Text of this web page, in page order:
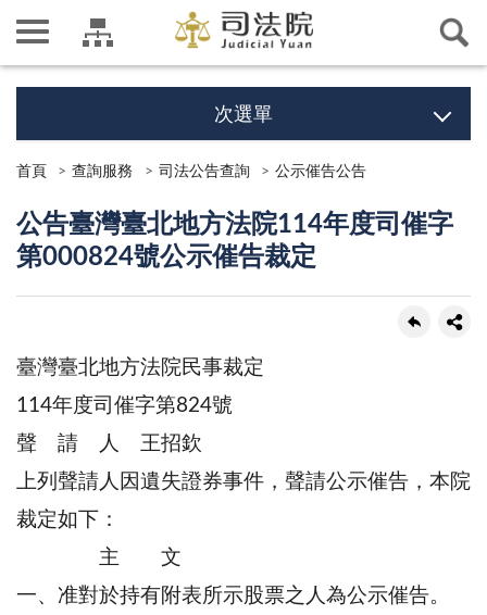
次選單
首頁 查詢服務 司法公告查詢 公示催告公告
公告臺灣臺北地方法院114年度司催字
第000824號公示催告裁定
臺灣臺北地方法院民事裁定
114年度司催字第824號
聲 請 人 王招欽
上列聲請人因遺失證券事件，聲請公示催告，本院
裁定如下：
主 文
一、准對於持有附表所示股票之人為公示催告。